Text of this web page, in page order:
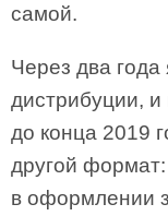
самой.
Через два
дистрибуции,
до конца 2019
другой
в оформлении